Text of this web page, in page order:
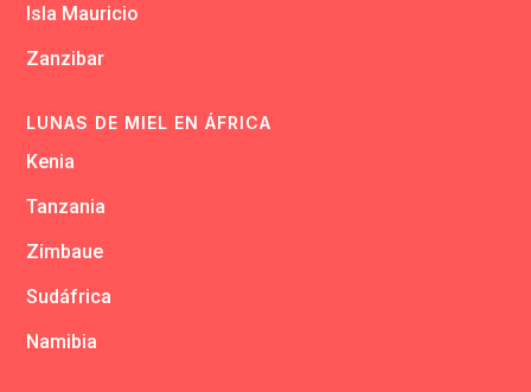
Isla Mauricio
Zanzibar
LUNAS DE MIEL EN ÁFRICA
Kenia
Tanzania
Zimbaue
Sudáfrica
Namibia